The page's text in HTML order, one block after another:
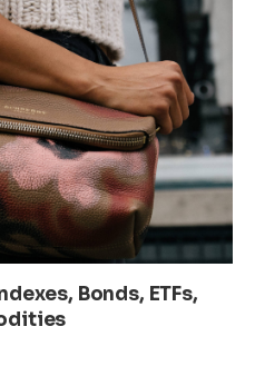
Bonds, ETFs,